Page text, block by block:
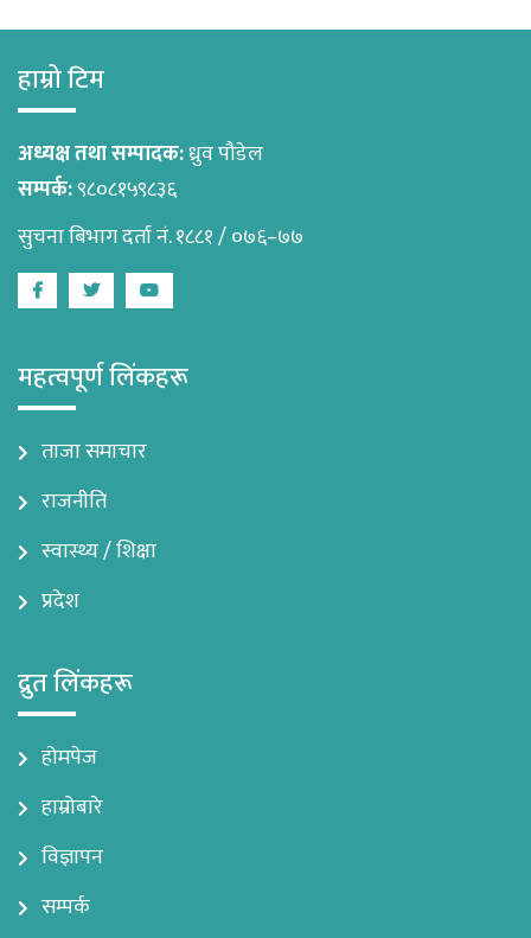
हाम्रो टिम
अध्यक्ष तथा सम्पादक:ध्रुव पौडेल
सम्पर्क:९८०८१५९८३६
सुचना बिभाग दर्ता नं. १८८१ / ०७६–७७
FacebookTwitterYoutube
महत्वपूर्ण लिंकहरू
ताजा समाचार
राजनीति
स्वास्थ्य / शिक्षा
प्रदेश
द्रुत लिंकहरू
होमपेज
हाम्रोबारे
विज्ञापन
सम्पर्क